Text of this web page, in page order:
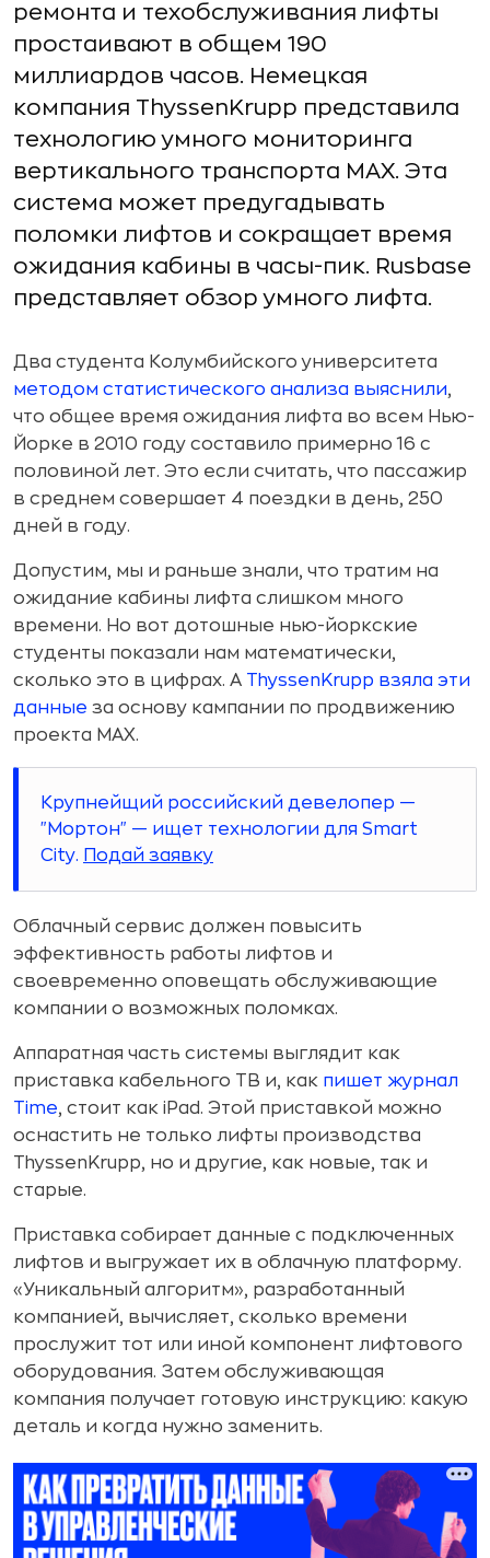
ремонта и техобслуживания лифты
простаивают в общем 190
миллиардов часов. Немецкая
компания ThyssenKrupp представила
технологию умного мониторинга
вертикального транспорта MAX. Эта
система может предугадывать
поломки лифтов и сокращает время
ожидания кабины в часы-пик. Rusbase
представляет обзор умного лифта.
Два студента Колумбийского университета
методом статистического анализа выяснили,
что общее время ожидания лифта во всем Нью-
Йорке в 2010 году составило примерно 16 с
половиной лет. Это если считать, что пассажир
в среднем совершает 4 поездки в день, 250
дней в году.
Допустим, мы и раньше знали, что тратим на
ожидание кабины лифта слишком много
времени. Но вот дотошные нью-йоркские
студенты показали нам математически,
сколько это в цифрах. А ThyssenKrupp взяла эти
данные за основу кампании по продвижению
проекта MAX.
Крупнейщий российский девелопер —
"Мортон" — ищет технологии для Smart
City. Подай заявку
Облачный сервис должен повысить
эффективность работы лифтов и
своевременно оповещать обслуживающие
компании о возможных поломках.
Аппаратная часть системы выглядит как
приставка кабельного ТВ и, как пишет журнал
Time, стоит как iPad. Этой приставкой можно
оснастить не только лифты производства
ThyssenKrupp, но и другие, как новые, так и
старые.
Приставка собирает данные с подключенных
лифтов и выгружает их в облачную платформу.
«Уникальный алгоритм», разработанный
компанией, вычисляет, сколько времени
прослужит тот или иной компонент лифтового
оборудования. Затем обслуживающая
компания получает готовую инструкцию: какую
деталь и когда нужно заменить.